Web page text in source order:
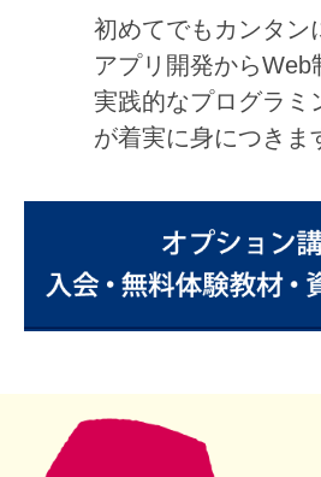
初めてでもカンタン
アプリ開発からWeb
実践的なプログラミ
が着実に身につきま